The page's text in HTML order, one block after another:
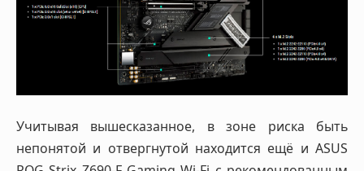
Учитывая вышесказанное, в зоне риска быть
непонятой и отвергнутой находится ещё и ASUS